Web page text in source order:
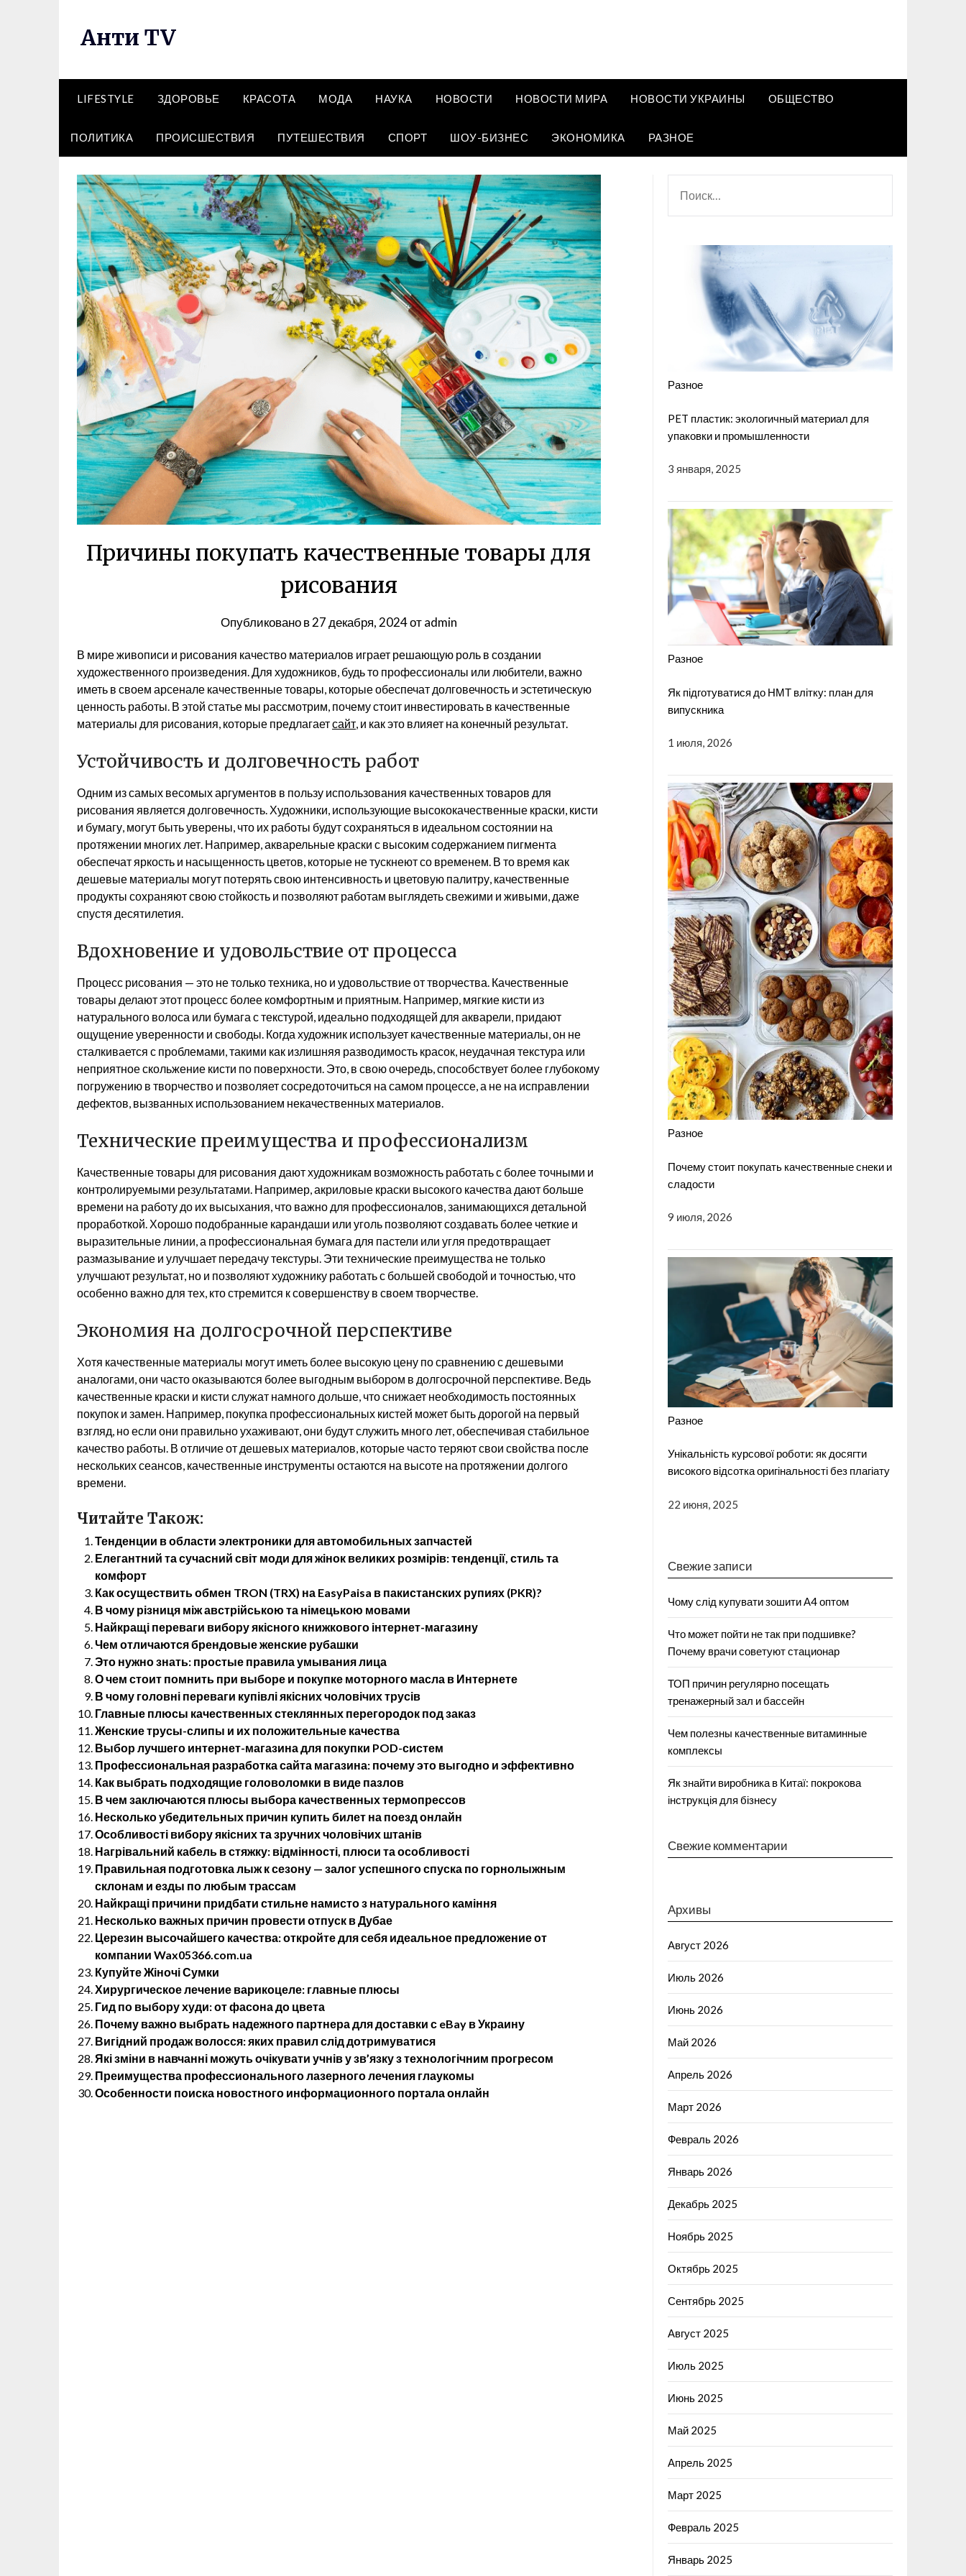
Анти TV
LIFESTYLE ЗДОРОВЬЕ КРАСОТА МОДА НАУКА НОВОСТИ НОВОСТИ МИРА НОВОСТИ УКРАИНЫ ОБЩЕСТВО
ПОЛИТИКА ПРОИСШЕСТВИЯ ПУТЕШЕСТВИЯ СПОРТ ШОУ-БИЗНЕС ЭКОНОМИКА РАЗНОЕ
Причины покупать качественные товары для
рисования
Опубликовано в27 декабря, 2024отadmin
В мире живописи и рисования качество материалов играет решающую роль в создании
художественного произведения. Для художников, будь то профессионалы или любители, важно
иметь в своем арсенале качественные товары, которые обеспечат долговечность и эстетическую
ценность работы. В этой статье мы рассмотрим, почему стоит инвестировать в качественные
материалы для рисования, которые предлагаетсайт , и как это влияет на конечный результат.
Устойчивость и долговечность работ
Одним из самых весомых аргументов в пользу использования качественных товаров для
рисования является долговечность. Художники, использующие высококачественные краски, кисти
и бумагу, могут быть уверены, что их работы будут сохраняться в идеальном состоянии на
протяжении многих лет. Например, акварельные краски с высоким содержанием пигмента
обеспечат яркость и насыщенность цветов, которые не тускнеют со временем. В то время как
дешевые материалы могут потерять свою интенсивность и цветовую палитру, качественные
продукты сохраняют свою стойкость и позволяют работам выглядеть свежими и живыми, даже
спустя десятилетия.
Вдохновение и удовольствие от процесса
Процесс рисования — это не только техника, но и удовольствие от творчества. Качественные
товары делают этот процесс более комфортным и приятным. Например, мягкие кисти из
натурального волоса или бумага с текстурой, идеально подходящей для акварели, придают
ощущение уверенности и свободы. Когда художник использует качественные материалы, он не
сталкивается с проблемами, такими как излишняя разводимость красок, неудачная текстура или
неприятное скольжение кисти по поверхности. Это, в свою очередь, способствует более глубокому
погружению в творчество и позволяет сосредоточиться на самом процессе, а не на исправлении
дефектов, вызванных использованием некачественных материалов.
Технические преимущества и профессионализм
Качественные товары для рисования дают художникам возможность работать с более точными и
контролируемыми результатами. Например, акриловые краски высокого качества дают больше
времени на работу до их высыхания, что важно для профессионалов, занимающихся детальной
проработкой. Хорошо подобранные карандаши или уголь позволяют создавать более четкие и
выразительные линии, а профессиональная бумага для пастели или угля предотвращает
размазывание и улучшает передачу текстуры. Эти технические преимущества не только
улучшают результат, но и позволяют художнику работать с большей свободой и точностью, что
особенно важно для тех, кто стремится к совершенству в своем творчестве.
Экономия на долгосрочной перспективе
Хотя качественные материалы могут иметь более высокую цену по сравнению с дешевыми
аналогами, они часто оказываются более выгодным выбором в долгосрочной перспективе. Ведь
качественные краски и кисти служат намного дольше, что снижает необходимость постоянных
покупок и замен. Например, покупка профессиональных кистей может быть дорогой на первый
взгляд, но если они правильно ухаживают, они будут служить много лет, обеспечивая стабильное
качество работы. В отличие от дешевых материалов, которые часто теряют свои свойства после
нескольких сеансов, качественные инструменты остаются на высоте на протяжении долгого
времени.
Читайте Також:
Тенденции в области электроники для автомобильных запчастей
Елегантний та сучасний світ моди для жінок великих розмірів: тенденції, стиль та
комфорт
Как осуществить обмен TRON (TRX) на EasyPaisa в пакистанских рупиях (PKR)?
В чому різниця між австрійською та німецькою мовами
Найкращі переваги вибору якісного книжкового інтернет-магазину
Чем отличаются брендовые женские рубашки
Это нужно знать: простые правила умывания лица
О чем стоит помнить при выборе и покупке моторного масла в Интернете
В чому головні переваги купівлі якісних чоловічих трусів
Главные плюсы качественных стеклянных перегородок под заказ
Женские трусы-слипы и их положительные качества
Выбор лучшего интернет-магазина для покупки POD-систем
Профессиональная разработка сайта магазина: почему это выгодно и эффективно
Как выбрать подходящие головоломки в виде пазлов
В чем заключаются плюсы выбора качественных термопрессов
Несколько убедительных причин купить билет на поезд онлайн
Особливості вибору якісних та зручних чоловічих штанів
Нагрівальний кабель в стяжку: відмінності, плюси та особливості
Правильная подготовка лыж к сезону — залог успешного спуска по горнолыжным
склонам и езды по любым трассам
Найкращі причини придбати стильне намисто з натурального каміння
Несколько важных причин провести отпуск в Дубае
Церезин высочайшего качества: откройте для себя идеальное предложение от
компании Wax05366.com.ua
Купуйте Жіночі Сумки
Хирургическое лечение варикоцеле: главные плюсы
Гид по выбору худи: от фасона до цвета
Почему важно выбрать надежного партнера для доставки с eBay в Украину
Вигідний продаж волосся: яких правил слід дотримуватися
Які зміни в навчанні можуть очікувати учнів у зв’язку з технологічним прогресом
Преимущества профессионального лазерного лечения глаукомы
Особенности поиска новостного информационного портала онлайн
Разное
PET пластик: экологичный материал для
упаковки и промышленности
3 января, 2025
Разное
Як підготуватися до НМТ влітку: план для
випускника
1 июля, 2026
Разное
Почему стоит покупать качественные снеки и
сладости
9 июля, 2026
Разное
Унікальність курсової роботи: як досягти
високого відсотка оригінальності без плагіату
22 июня, 2025
Свежие записи
Чому слід купувати зошити А4 оптом
Что может пойти не так при подшивке?
Почему врачи советуют стационар
ТОП причин регулярно посещать
тренажерный зал и бассейн
Чем полезны качественные витаминные
комплексы
Як знайти виробника в Китаї: покрокова
інструкція для бізнесу
Свежие комментарии
Архивы
Август 2026
Июль 2026
Июнь 2026
Май 2026
Апрель 2026
Март 2026
Февраль 2026
Январь 2026
Декабрь 2025
Ноябрь 2025
Октябрь 2025
Сентябрь 2025
Август 2025
Июль 2025
Июнь 2025
Май 2025
Апрель 2025
Март 2025
Февраль 2025
Январь 2025